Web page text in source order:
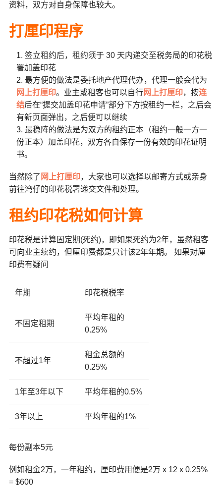
资料，双方对自身保障也较大。
打厘印程序
签立租约后，租约须于 30 天内递交至税务局的印花税
署加盖印花
最方便的做法是委托地产代理代办，代理一般会代为
网上打厘印。业主或租客也可以自行网上打厘印，按连
结后在“提交加盖印花申请”部分下方按租约一栏，之后会
有新页面弹出，之后便可以继续
最稳阵的做法是为双方的租约正本（租约一般一方一
份正本）加盖印花，双方各自保存一份有效的印花证明
书。
当然除了 网上打厘印，大家也可以选择以邮寄方式或亲身
前往湾仔的印花税署递交文件和处理。
租约印花税如何计算
印花税是计算固定期(死约)，即如果死约为2年，虽然租客
可向业主续约，但厘印费都是只计该2年年期。 如果对厘
印费有疑问
年期 印花税税率
不固定租期
平均年租的
0.25%
不超过1年
租金总额的
0.25%
1年至3年以下 平均年租的0.5%
3年以上 平均年租的1%
每份副本5元
例如租金2万，一年租约，厘印费用便是2万 x 12 x 0.25%
= $600